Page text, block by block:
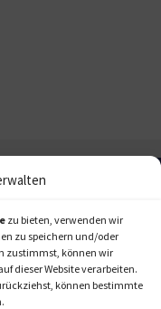
zu bieten, verwenden wir
zu speichern und/oder
zustimmst, können wir
dieser Website verarbeiten.
können bestimmte